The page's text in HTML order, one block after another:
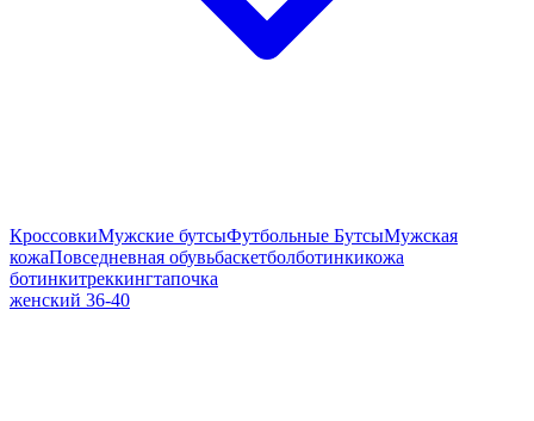
КроссовкиМужские бутсыФутбольные БутсыМужская
кожаПовседневная обувьбаскетболботинкикожа
ботинкитреккингтапочка
женский 36-40